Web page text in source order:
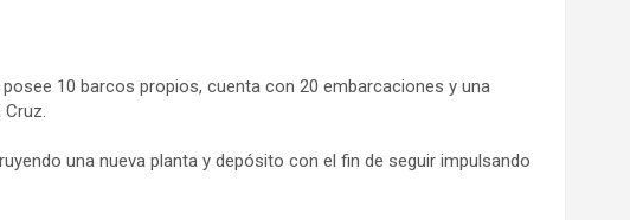
10 barcos propios, cuenta con 20 embarcaciones y una
una nueva planta y depósito con el fin de seguir impulsando